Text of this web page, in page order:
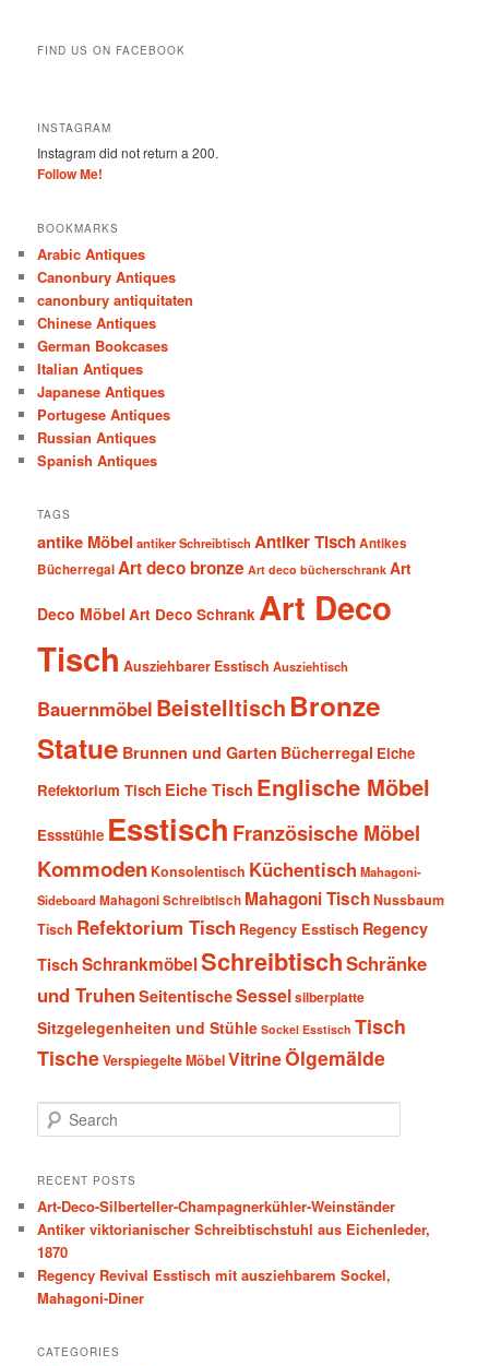
FIND US ON FACEBOOK
INSTAGRAM
Instagram did not return a 200.
Follow Me!
BOOKMARKS
Arabic Antiques
Canonbury Antiques
canonbury antiquitaten
Chinese Antiques
German Bookcases
Italian Antiques
Japanese Antiques
Portugese Antiques
Russian Antiques
Spanish Antiques
TAGS
antike Möbel antiker Schreibtisch Antiker TischAntikes
BücherregalArt deco bronze Art deco bücherschrank Art
Deco Möbel Art Deco Schrank Art Deco
Tisch Ausziehbarer Esstisch Ausziehtisch
Bauernmöbel Beistelltisch Bronze
Statue Brunnen und Garten Bücherregal Eiche
Refektorium Tisch Eiche Tisch Englische Möbel
Essstühle Esstisch Französische Möbel
Kommoden Konsolentisch Küchentisch Mahagoni-
SideboardMahagoni Schreibtisch Mahagoni TischNussbaum
Tisch Refektorium Tisch Regency Esstisch Regency
Tisch SchrankmöbelSchreibtischSchränke
und TruhenSeitentischeSesselsilberplatte
Sitzgelegenheiten und Stühle Sockel Esstisch Tisch
TischeVerspiegelte MöbelVitrineÖlgemälde
e
r
h
RECENT POSTS
Art-Deco-Silberteller-Champagnerkühler-Weinständer
Antiker viktorianischer Schreibtischstuhl aus Eichenleder,
1870
Regency Revival Esstisch mit ausziehbarem Sockel,
Mahagoni-Diner
CATEGORIES